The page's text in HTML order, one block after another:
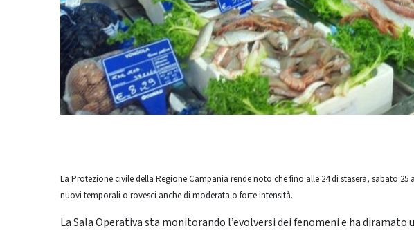
La Protezione civile della Regione Campania rende noto che fino alle 24 di stasera, sabato
nuovi temporali o rovesci anche di moderata o forte intensità.
La Sala Operativa sta monitorando l’evolversi dei fenomeni e ha diramato